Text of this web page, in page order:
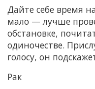
Дайте себе время
мало — лучше
обстановке,
одиночестве.
голосу, он
Рак